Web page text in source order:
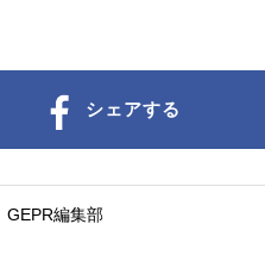
シェアする
GEPR編集部